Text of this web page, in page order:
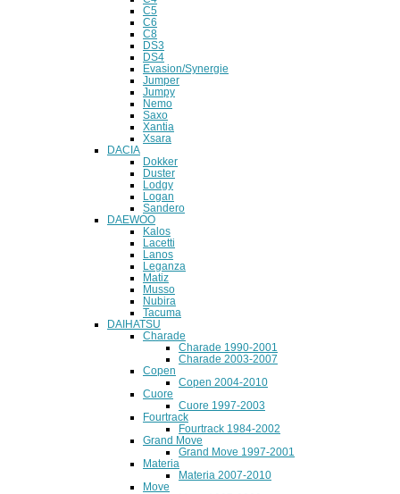
C5
C6
C8
DS3
DS4
Evasion/Synergie
Jumper
Jumpy
Nemo
Saxo
Xantia
Xsara
DACIA
Dokker
Duster
Lodgy
Logan
Sandero
DAEWOO
Kalos
Lacetti
Lanos
Leganza
Matiz
Musso
Nubira
Tacuma
DAIHATSU
Charade
Charade 1990-2001
Charade 2003-2007
Copen
Copen 2004-2010
Cuore
Cuore 1997-2003
Fourtrack
Fourtrack 1984-2002
Grand Move
Grand Move 1997-2001
Materia
Materia 2007-2010
Move